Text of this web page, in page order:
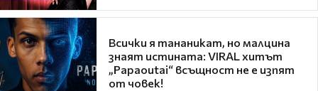
Всички я тананикат, но малцина
знаят истината: VIRAL хитът
„Papaoutai“ всъщност не е изпят
от човек!